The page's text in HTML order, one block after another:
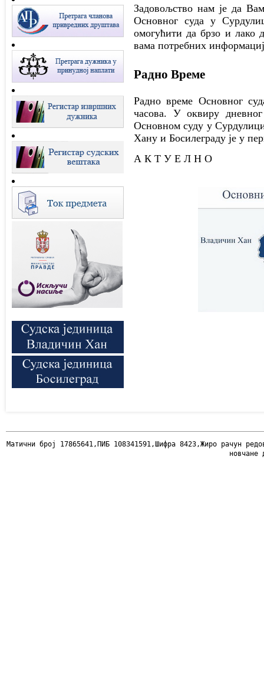
Задовољство нам је да
Основног суда у
омогућити да брзо и лако
вама потребних
Радно Време
Радно време Основног
часова. У оквиру
Основном суду у
Хану и Босилеграду је у
А К Т У Е Л Н О
Mатични број 17865641,ПИБ 108341591,Шифра 8423,Жиро рачун
новчане